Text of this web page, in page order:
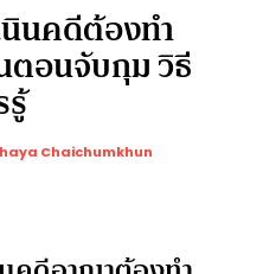
นินคดีต้องทำ
ตอนจับกุม วิธี
Chaichumkhun